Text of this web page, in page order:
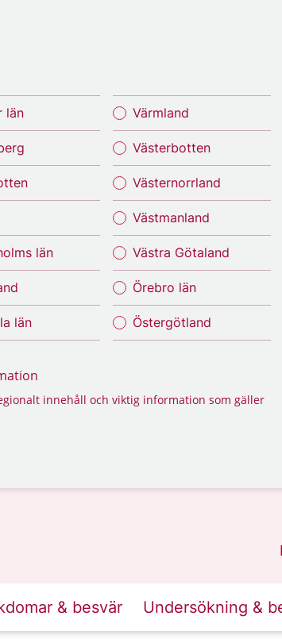
län
län
län
Värmland
Västerbotten
Västernorrland
Västmanland
Västra Götaland
Örebro län
Östergötland
innehåll och viktig information som gäller
& besvär Undersökning &